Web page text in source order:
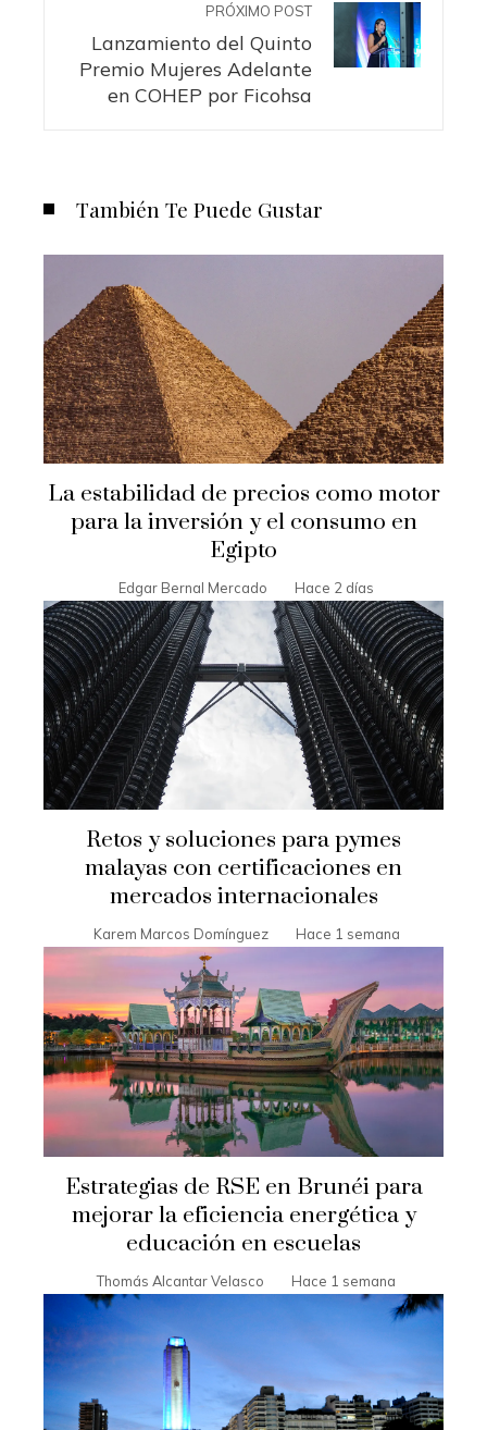
PRÓXIMO POST
Lanzamiento del Quinto
Premio Mujeres Adelante
en COHEP por Ficohsa
También Te Puede Gustar
La estabilidad de precios como motor
para la inversión y el consumo en
Egipto
Edgar Bernal Mercado Hace 2 días
Retos y soluciones para pymes
malayas con certificaciones en
mercados internacionales
Karem Marcos Domínguez Hace 1 semana
Estrategias de RSE en Brunéi para
mejorar la eficiencia energética y
educación en escuelas
Thomás Alcantar Velasco Hace 1 semana